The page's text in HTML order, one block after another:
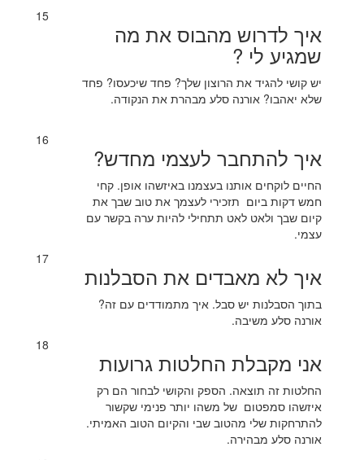
15
איך לדרוש מהבוס את מה
שמגיע לי ?
יש קושי להגיד את הרוצון שלך? פחד שיכעסו? פחד
שלא יאהבו? אורנה סלע מבהרת את הנקודה.
16
איך להתחבר לעצמי מחדש?
החיים לוקחים אותנו בעצמנו באיזשהו אופן. קחי
חמש דקות ביום תזכירי לעצמך את טוב שבך את
קיום שבך ולאט לאט תתחילי להיות ערה בקשר עם
עצמי.
17
איך לא מאבדים את הסבלנות
בתוך הסבלנות יש סבל. איך מתמודדים עם זה?
אורנה סלע משיבה.
18
אני מקבלת החלטות גרועות
החלטות זה תוצאה. הספק והקושי לבחור הם רק
איזשהו סמפטום של משהו יותר פנימי שקשור
להתרחקות שלי מהטוב שבי והקיום הטוב האמיתי.
אורנה סלע מבהירה.